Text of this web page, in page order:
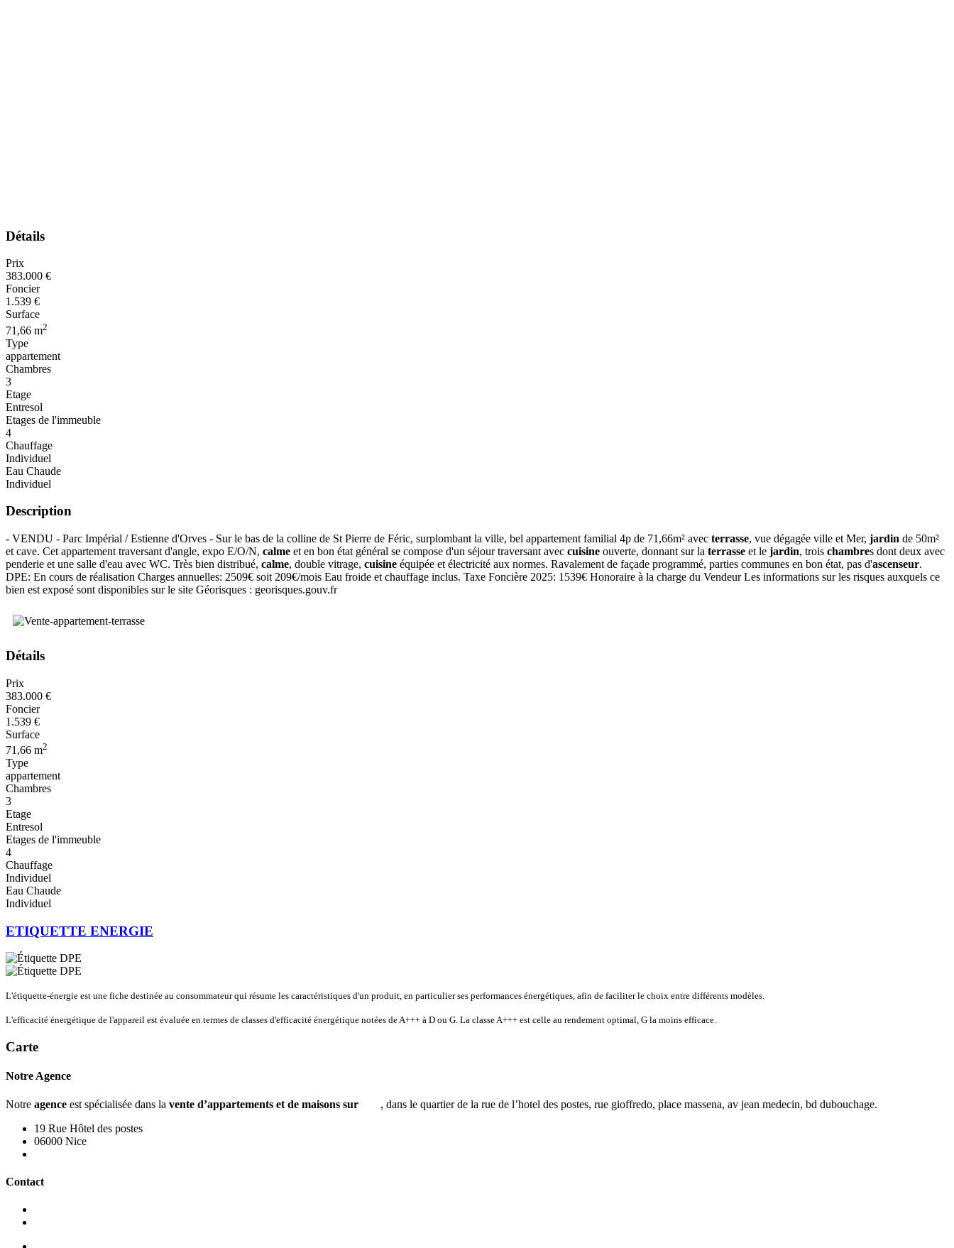
Détails
Prix
383.000 €
Foncier
1.539 €
Surface
71,66 m2
Type
appartement
Chambres
3
Etage
Entresol
Etages de l'immeuble
4
Chauffage
Individuel
Eau Chaude
Individuel
Description
- VENDU - Parc Impérial / Estienne d'Orves - Sur le bas de la colline de St Pierre de Féric, surplombant la ville, bel appartement familial 4p de 71,66m² avec terrasse, vue dégagée ville et Mer, jardin de 50m²
et cave. Cet appartement traversant d'angle, expo E/O/N, calme et en bon état général se compose d'un séjour traversant avec cuisine ouverte, donnant sur la terrasse et le jardin, trois chambres dont deux avec
penderie et une salle d'eau avec WC. Très bien distribué, calme, double vitrage, cuisine équipée et électricité aux normes. Ravalement de façade programmé, parties communes en bon état, pas d'ascenseur.
DPE: En cours de réalisation Charges annuelles: 2509€ soit 209€/mois Eau froide et chauffage inclus. Taxe Foncière 2025: 1539€ Honoraire à la charge du Vendeur Les informations sur les risques auxquels ce
bien est exposé sont disponibles sur le site Géorisques : georisques.gouv.fr
Détails
Prix
383.000 €
Foncier
1.539 €
Surface
71,66 m2
Type
appartement
Chambres
3
Etage
Entresol
Etages de l'immeuble
4
Chauffage
Individuel
Eau Chaude
Individuel
ETIQUETTE ENERGIE
L'étiquette-énergie est une fiche destinée au consommateur qui résume les caractéristiques d'un produit, en particulier ses performances énergétiques, afin de faciliter le choix entre différents modèles.
L'efficacité énergétique de l'appareil est évaluée en termes de classes d'efficacité énergétique notées de A+++ à D ou G. La classe A+++ est celle au rendement optimal, G la moins efficace.
Carte
Notre Agence
Notre agence est spécialisée dans la vente d’appartements et de maisons sur
, dans le quartier de la rue de l’hotel des postes, rue gioffredo, place massena, av jean medecin, bd dubouchage.
19 Rue Hôtel des postes
06000 Nice
Contact